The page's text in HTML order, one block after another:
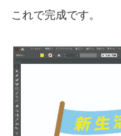
これで完成です。